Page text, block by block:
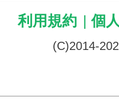
利用規約 | 個
(C)2014-